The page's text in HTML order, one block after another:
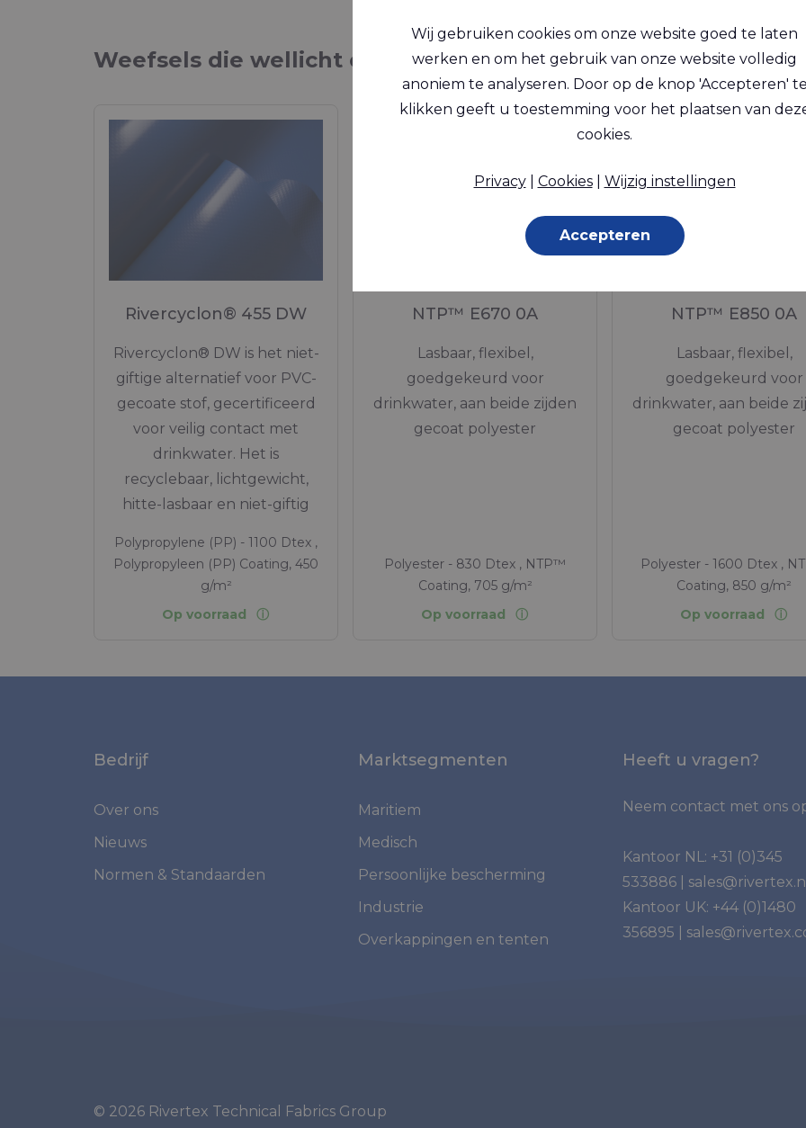
van
Weefsels die wellicht ook interessant zijn
Rivercyclon® 455 DW
Rivercyclon® DW is het niet-
giftige alternatief voor PVC-
gecoate stof, gecertificeerd
voor veilig contact met
drinkwater. Het is
recyclebaar, lichtgewicht,
hitte-lasbaar en niet-giftig
Polypropylene (PP) - 1100 Dtex ,
Polypropyleen (PP) Coating, 450
g/m²
Op voorraad
NTP™ E670 0A
Lasbaar, flexibel,
goedgekeurd voor
drinkwater, aan beide zijden
gecoat polyester
Polyester - 830 Dtex , NTP™
Coating, 705 g/m²
Op voorraad
NTP™ E850 0A
Lasbaar, flexibel,
goedgekeurd voor
drinkwater, aan beide
gecoat polyester
Polyester - 1600 Dtex ,
Coating, 850 g/m²
Op voorraad
Bedrijf
Over ons
Nieuws
Normen & Standaarden
Marktsegmenten
Maritiem
Medisch
Persoonlijke bescherming
Industrie
Overkappingen en tenten
Heeft u vragen?
Neem contact met ons
Kantoor NL: +31 (0)345
533886
sales@rivertex.nl
Kantoor UK: +44 (0)1480
356895
© 2026 Rivertex Technical Fabrics Group
Wij gebruiken cookies om onze website goed te laten
werken en om het gebruik van onze website volledig
anoniem te analyseren. Door op de knop 'Accepteren' te
klikken geeft u toestemming voor het plaatsen van
cookies.
Privacy| Cookies| Wijzig instellingen
Accepteren